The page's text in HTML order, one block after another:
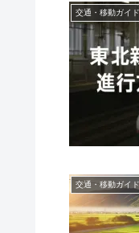
交通・移動ガイド
交通・移動ガイド